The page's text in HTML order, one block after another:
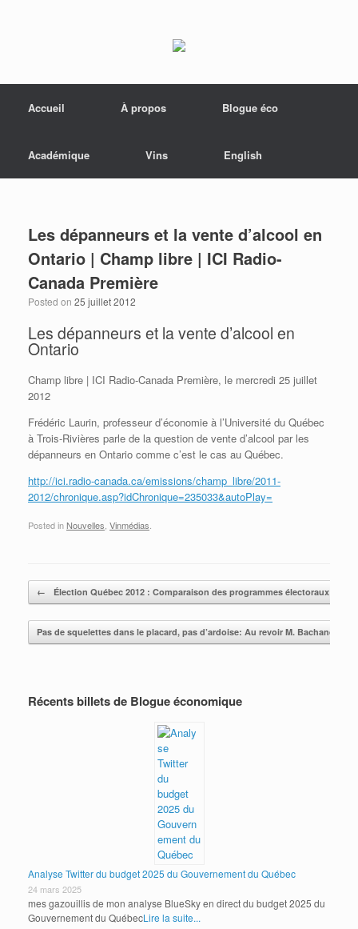
Accueil
À propos Blogue éco
Académique Vins English
Les dépanneurs et la vente d’alcool en
Ontario | Champ libre | ICI Radio-
Canada Première
Posted on 25 juillet 2012
Les dépanneurs et la vente d’alcool en
Ontario
Champ libre | ICI Radio-Canada Première, le mercredi 25 juillet
2012
Frédéric Laurin, professeur d’économie à l’Université du Québec
à Trois-Rivières parle de la question de vente d’alcool par les
dépanneurs en Ontario comme c’est le cas au Québec.
http://ici.radio-canada.ca/emissions/champ_libre/2011-
2012/chronique.asp?idChronique=235033&autoPlay=
Posted in Nouvelles Vinmédias
Post navigation
← Élection Québec 2012 : Comparaison des programmes électoraux
Pas de squelettes dans le placard, pas d’ardoise: Au revoir M. Bachand!
Récents billets de Blogue économique
Analyse Twitter du budget 2025 du Gouvernement du Québec
24 mars 2025
mes gazouillis de mon analyse BlueSky en direct du budget 2025 du
Gouvernement du QuébecLire la suite...